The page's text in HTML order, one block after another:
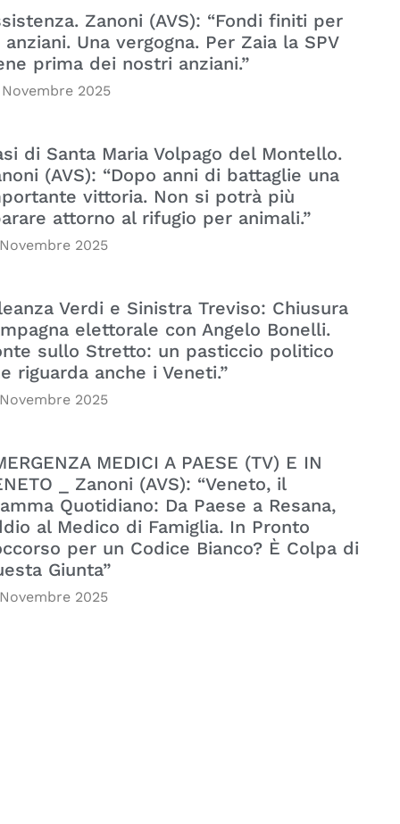
Zanoni (AVS): “Fondi finiti per
anziani. Una vergogna. Per Zaia la SPV
prima dei nostri anziani.”
2025
di Santa Maria Volpago del Montello.
(AVS): “Dopo anni di battaglie una
vittoria. Non si potrà più
attorno al rifugio per animali.”
2025
Verdi e Sinistra Treviso: Chiusura
elettorale con Angelo Bonelli.
sullo Stretto: un pasticcio politico
riguarda anche i Veneti.”
2025
MEDICI A PAESE (TV) E IN
_ Zanoni (AVS): “Veneto, il
Quotidiano: Da Paese a Resana,
al Medico di Famiglia. In Pronto
per un Codice Bianco? È Colpa di
Giunta”
2025